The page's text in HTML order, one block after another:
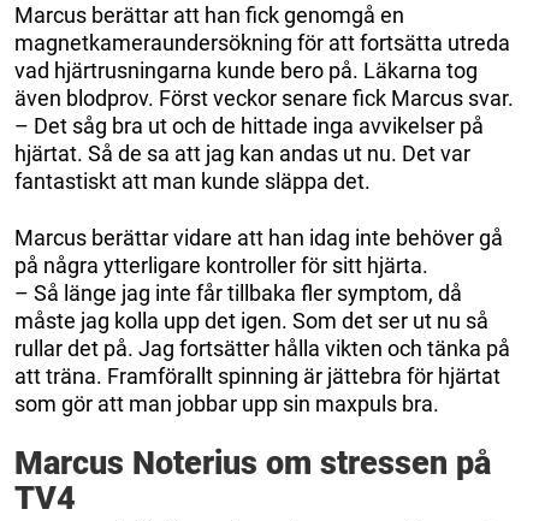
Marcus berättar att han fick genomgå en
magnetkameraundersökning för att fortsätta utreda
vad hjärtrusningarna kunde bero på. Läkarna tog
även blodprov. Först veckor senare fick Marcus svar.
– Det såg bra ut och de hittade inga avvikelser på
hjärtat. Så de sa att jag kan andas ut nu. Det var
fantastiskt att man kunde släppa det.
Marcus berättar vidare att han idag inte behöver gå
på några ytterligare kontroller för sitt hjärta.
– Så länge jag inte får tillbaka fler symptom, då
måste jag kolla upp det igen. Som det ser ut nu så
rullar det på. Jag fortsätter hålla vikten och tänka på
att träna. Framförallt spinning är jättebra för hjärtat
som gör att man jobbar upp sin maxpuls bra.
Marcus Noterius om stressen på
TV4